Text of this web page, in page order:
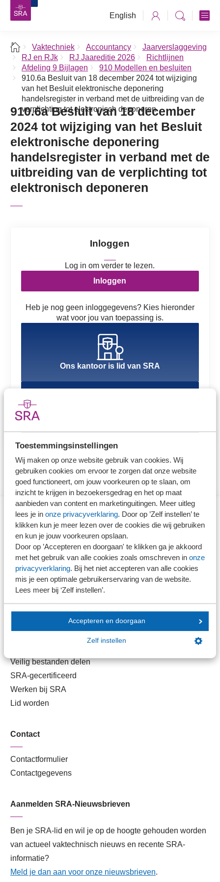
Toestemmingsinstellingen
Wij maken op onze website gebruik van cookies. Wij
gebruiken cookies om ervoor te zorgen dat onze website
goed functioneert, om jouw voorkeuren op te slaan, om
inzicht te krijgen in bezoekersgedrag en het op maat
aanbieden van content en marketinguitingen. Meer uitleg
lees je in onze privacyverklaring. Door op ’Zelf instellen’ te
klikken kun je meer lezen over de cookies die wij gebruiken
en kun je jouw voorkeuren opslaan.
Door op ’Accepteren en doorgaan' te klikken ga je akkoord
met het gebruik van alle cookies zoals omschreven in onze
privacyverklaring. Bij het niet accepteren van alle cookies
mis je een optimale gebruikerservaring van de website.
Lees meer bij ‘Zelf instellen’.
Accepteren en doorgaan
Zelf instellen
English
Vaktechniek Accountancy
Jaarverslaggeving
RJ en RJk
RJ Jaareditie 2026
Richtlijnen
Afdeling 9 Bijlagen
910 Modellen en besluiten
910.6a Besluit van 18 december 2024 tot wijziging
van het Besluit elektronische deponering
handelsregister in verband met de uitbreiding van de
verplichting tot elektronisch deponeren
910.6a Besluit van 18 december
2024 tot wijziging van het Besluit
elektronische deponering
handelsregister in verband met de
uitbreiding van de verplichting tot
elektronisch deponeren
Inloggen
Log in om verder te lezen.
Inloggen
Heb je nog geen inloggegevens? Kies hieronder
wat voor jou van toepassing is.
Ons kantoor is lid van SRA
Direct naar
Stel je vaktechnische vraag
Branche in Zicht
Dossiers
Kantoorvinder
Nieuwsbank
Veilig bestanden delen
SRA-gecertificeerd
Werken bij SRA
Lid worden
Contact
Contactformulier
Contactgegevens
Aanmelden SRA-Nieuwsbrieven
Ben je SRA-lid en wil je op de hoogte gehouden worden
van actueel vaktechnisch nieuws en recente SRA-
informatie?
Meld je dan aan voor onze nieuwsbrieven.